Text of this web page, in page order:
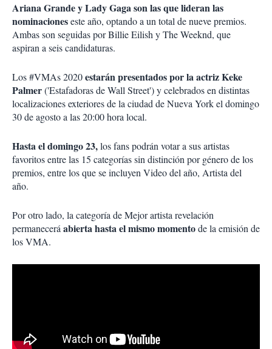
Ariana Grande y Lady Gaga son las que lideran las
nominacioneseste año, optando a un total de nueve premios.
Ambas son seguidas por Billie Eilish y The Weeknd, que
aspiran a seis candidaturas.
Los #VMAs 2020estarán presentados por la actriz Keke
Palmer('Estafadoras de Wall Street') y celebrados en distintas
localizaciones exteriores de la ciudad de Nueva York el domingo
30 de agosto a las 20:00 hora local.
Hasta el domingo 23,los fans podrán votar a sus artistas
favoritos entre las 15 categorías sin distinción por género de los
premios, entre los que se incluyen Video del año, Artista del
año.
Por otro lado, la categoría de Mejor artista revelación
permaneceráabierta hasta el mismo momentode la emisión de
los VMA.